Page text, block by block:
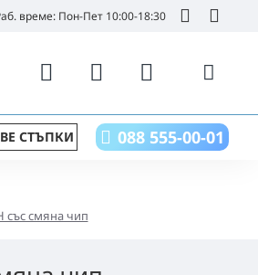
време: Пон-Пет 10:00-18:30
СТЪПКИ 088 555-00-01
със смяна чип